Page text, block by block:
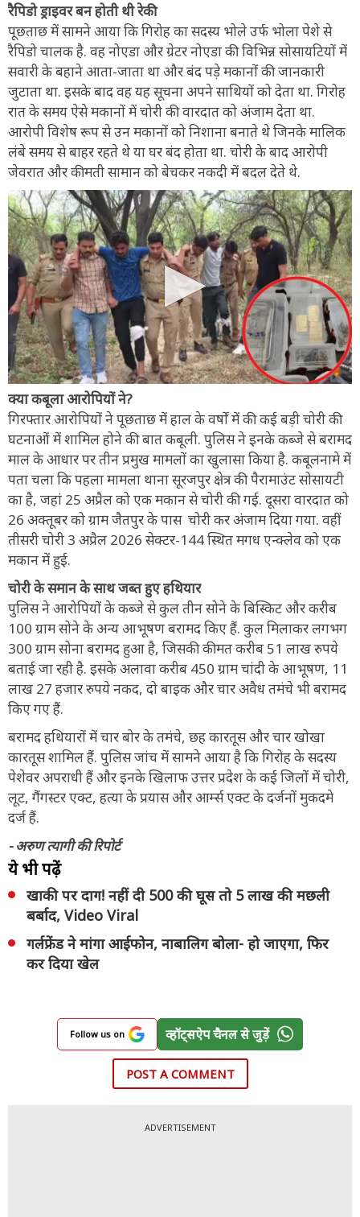
रैपिडो ड्राइवर बन होती थी रेकी
पूछताछ में सामने आया कि गिरोह का सदस्य भोले उर्फ भोला पेशे से
रैपिडो चालक है. वह नोएडा और ग्रेटर नोएडा की विभिन्न सोसायटियों में
सवारी के बहाने आता-जाता था और बंद पड़े मकानों की जानकारी
जुटाता था. इसके बाद वह यह सूचना अपने साथियों को देता था. गिरोह
रात के समय ऐसे मकानों में चोरी की वारदात को अंजाम देता था.
आरोपी विशेष रूप से उन मकानों को निशाना बनाते थे जिनके मालिक
लंबे समय से बाहर रहते थे या घर बंद होता था. चोरी के बाद आरोपी
जेवरात और कीमती सामान को बेचकर नकदी में बदल देते थे.
क्या कबूला आरोपियों ने?
गिरफ्तार आरोपियों ने पूछताछ में हाल के वर्षों में की कई बड़ी चोरी की
घटनाओं में शामिल होने की बात कबूली. पुलिस ने इनके कब्जे से बरामद
माल के आधार पर तीन प्रमुख मामलों का खुलासा किया है. कबूलनामे में
पता चला कि पहला मामला थाना सूरजपुर क्षेत्र की पैरामाउंट सोसायटी
का है, जहां 25 अप्रैल को एक मकान से चोरी की गई. दूसरा वारदात को
26 अक्तूबर को ग्राम जैतपुर के पास चोरी कर अंजाम दिया गया. वहीं
तीसरी चोरी 3 अप्रैल 2026 सेक्टर-144 स्थित मगध एन्क्लेव को एक
मकान में हुई.
चोरी के समान के साथ जब्त हुए हथियार
पुलिस ने आरोपियों के कब्जे से कुल तीन सोने के बिस्किट और करीब
100 ग्राम सोने के अन्य आभूषण बरामद किए हैं. कुल मिलाकर लगभग
300 ग्राम सोना बरामद हुआ है, जिसकी कीमत करीब 51 लाख रुपये
बताई जा रही है. इसके अलावा करीब 450 ग्राम चांदी के आभूषण, 11
लाख 27 हजार रुपये नकद, दो बाइक और चार अवैध तमंचे भी बरामद
किए गए हैं.
बरामद हथियारों में चार बोर के तमंचे, छह कारतूस और चार खोखा
कारतूस शामिल हैं. पुलिस जांच में सामने आया है कि गिरोह के सदस्य
पेशेवर अपराधी हैं और इनके खिलाफ उत्तर प्रदेश के कई जिलों में चोरी,
लूट, गैंगस्टर एक्ट, हत्या के प्रयास और आर्म्स एक्ट के दर्जनों मुकदमे
दर्ज हैं.
- अरुण त्यागी की रिपोर्ट
ये भी पढ़ें
खाकी पर दाग! नहीं दी 500 की घूस तो 5 लाख की मछली
बर्बाद, Video Viral
गर्लफ्रेंड ने मांगा आईफोन, नाबालिग बोला- हो जाएगा, फिर
कर दिया खेल
Follow us on व्हॉट्सऐप चैनल से जुड़ें
POST A COMMENT
ADVERTISEMENT